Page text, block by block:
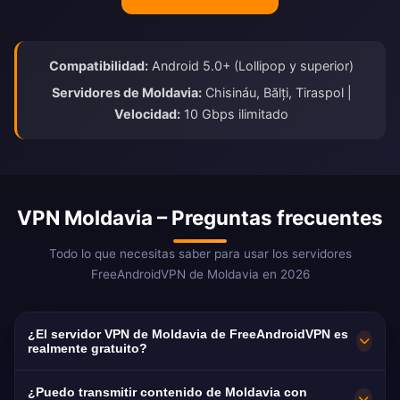
Compatibilidad: Android 5.0+ (Lollipop y superior)
Servidores de Moldavia:Chisináu, Bălți, Tiraspol |
Velocidad: 10 Gbps ilimitado
VPN Moldavia – Preguntas frecuentes
Todo lo que necesitas saber para usar los servidores
FreeAndroidVPN de Moldavia en 2026
¿El servidor VPN de Moldavia de FreeAndroidVPN es
realmente gratuito?
¿Puedo transmitir contenido de Moldavia con